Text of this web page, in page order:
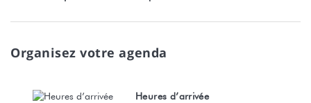
Organisez votre agenda
Heures d’arrivée